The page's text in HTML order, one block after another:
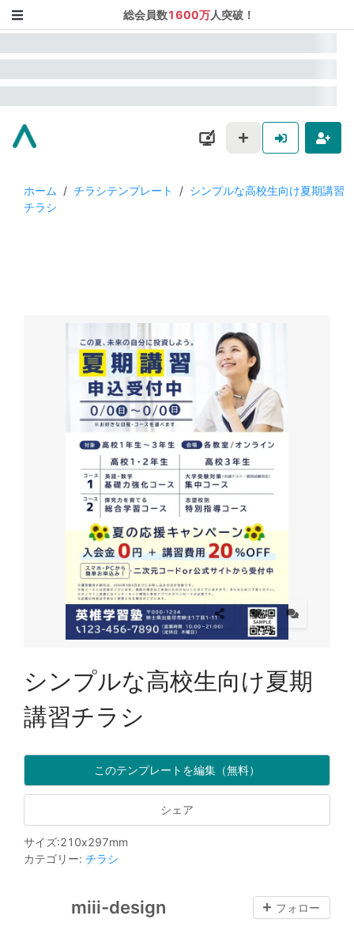
総会員数1600万人突破！
ホーム / チラシテンプレート / シンプルな高校生向け夏期講習
チラシ
シンプルな高校生向け夏期
講習チラシ
このテンプレートを編集（無料）
シェア
サイズ:210x297mm
カテゴリー: チラシ
miii-design フォロー